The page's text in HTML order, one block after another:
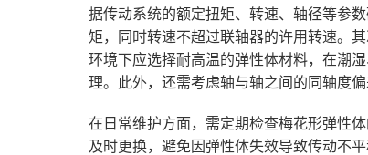
据传动系统的额定扭矩、转速、轴径等参
矩，同时转速不超过联轴器的许用转速。
环境下应选择耐高温的弹性体材料，在潮
理。此外，还需考虑轴与轴之间的同轴度
在日常维护方面，需定期检查梅花形弹性
及时更换，避免因弹性体失效导致传动不